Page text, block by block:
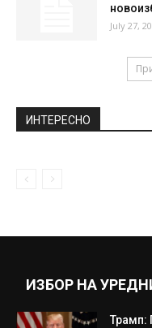
July 27,
ИНТЕРЕСНО
ИЗБОР НА
Трамп: